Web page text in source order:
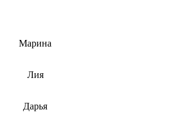
Марина
Лия
Дарья